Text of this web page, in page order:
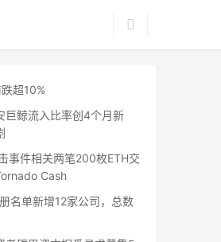
超10%
巨鲸流入比率创4个月新
事件相关两笔200枚ETH交
Cash
名单新增12家公司，总数